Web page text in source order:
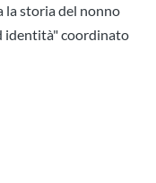
la storia del nonno
identità" coordinato